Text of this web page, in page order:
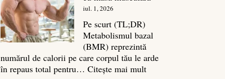
iul. 1, 2026
Pe scurt (TL;DR)
Metabolismul bazal
(BMR) reprezintă
numărul de calorii pe care corpul tău le arde
în repaus total pentru…Citește mai mult: